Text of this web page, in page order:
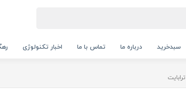
سبدخرید درباره ما تماس با ما اخبار تکنولوژی